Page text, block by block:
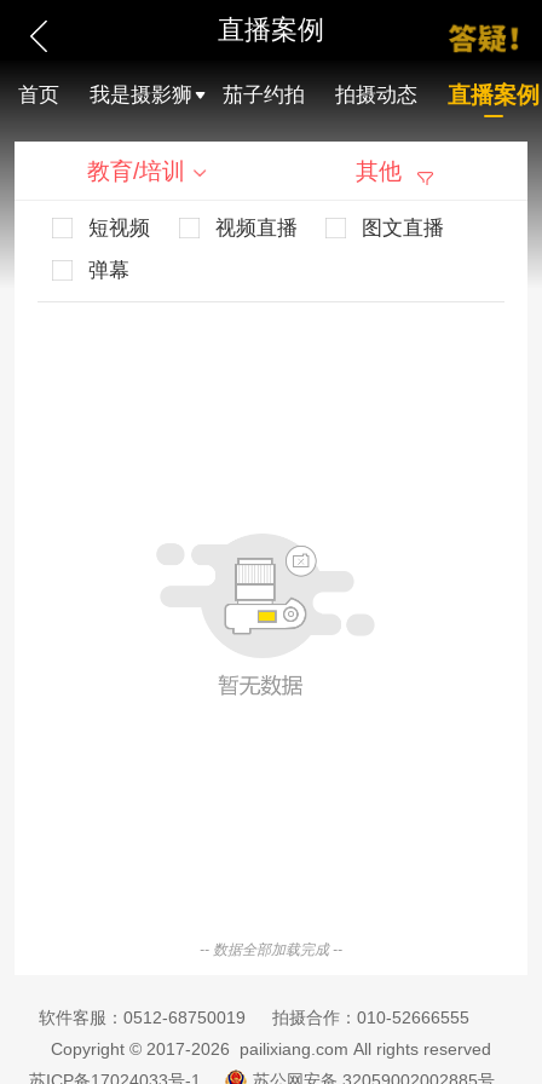
直播案例
首页 我是摄影狮 茄子约拍 拍摄动态 直播案例
教育/培训 其他
短视频 视频直播
图文直播
弹幕
-- 数据全部加载完成 --
软件客服： 0512-68750019 拍摄合作： 010-52666555
Copyright © 2017-2026 pailixiang.com All rights reserved
苏ICP备17024033号-1
苏公网安备 32059002002885号